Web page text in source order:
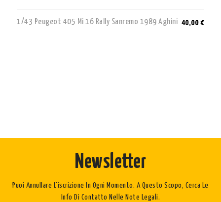
1/43 Peugeot 405 Mi 16 Rally Sanremo 1989 Aghini 40,00 €
Newsletter
Puoi Annullare L'iscrizione In Ogni Momento. A Questo Scopo, Cerca Le
Info Di Contatto Nelle Note Legali.